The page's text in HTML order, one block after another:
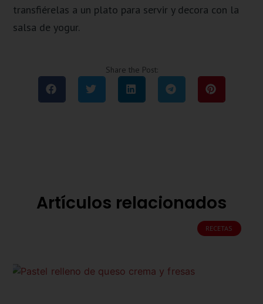
transfiérelas a un plato para servir y decora con la
salsa de yogur.
Share the Post:
Artículos relacionados
RECETAS